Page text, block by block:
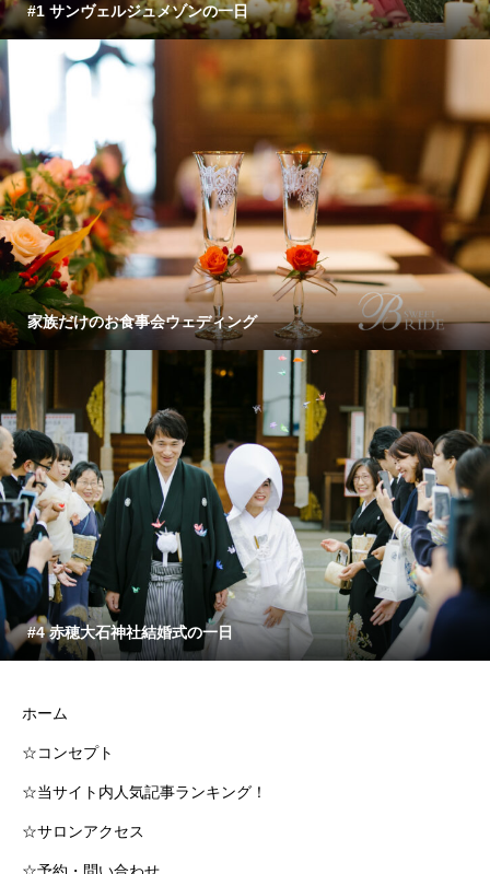
#1 サンヴェルジュメゾンの一日
家族だけのお食事会ウェディング
#4 赤穂大石神社結婚式の一日
ホーム
☆コンセプト
☆当サイト内人気記事ランキング！
☆サロンアクセス